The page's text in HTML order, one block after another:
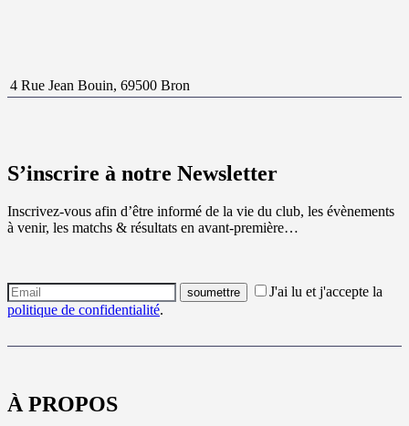
4 Rue Jean Bouin, 69500 Bron
S’inscrire à notre Newsletter
Inscrivez-vous afin d’être informé de la vie du club, les évènements
à venir, les matchs & résultats en avant-première…
J'ai lu et j'accepte la
politique de confidentialité.
À PROPOS